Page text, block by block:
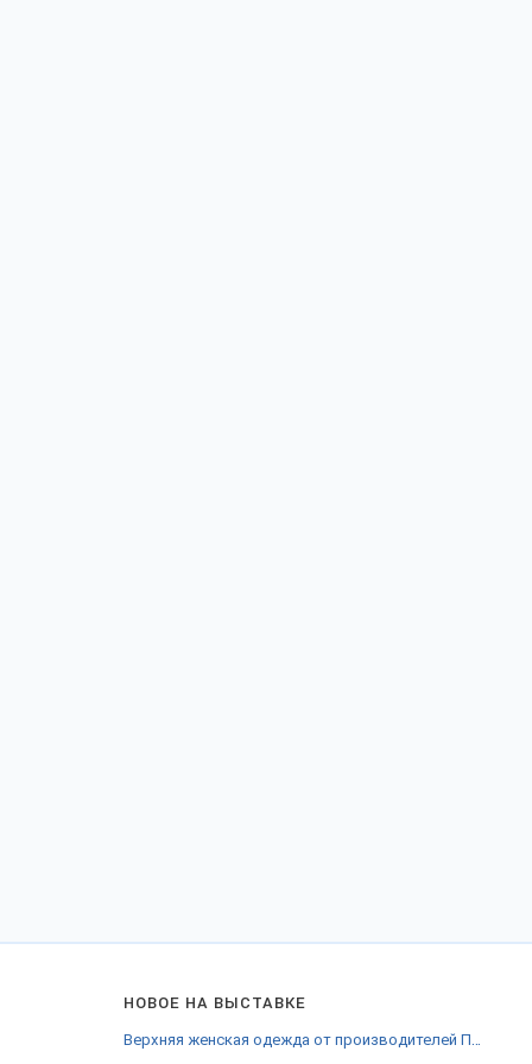
НОВОЕ НА ВЫСТАВКЕ
Верхняя женская одежда от производителей Переславля-Залесского